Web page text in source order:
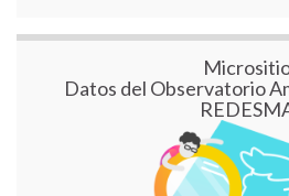
Datos del Observatorio